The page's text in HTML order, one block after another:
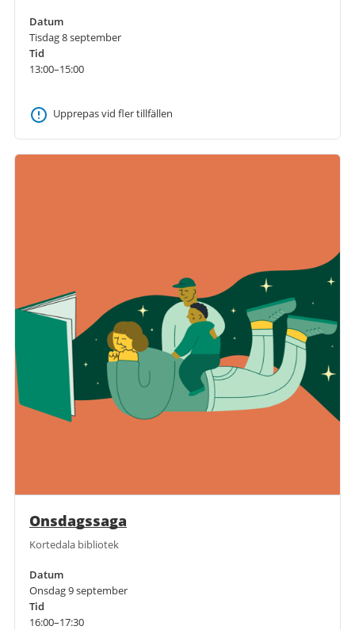
Datum
Tisdag 8 september
Tid
13:00–15:00
Upprepas vid fler tillfällen
Onsdagssaga
Kortedala bibliotek
Datum
Onsdag 9 september
Tid
16:00–17:30